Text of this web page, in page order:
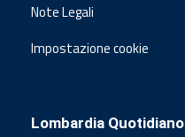
Note Legali
Impostazione cookie
Lombardia Quotidiano